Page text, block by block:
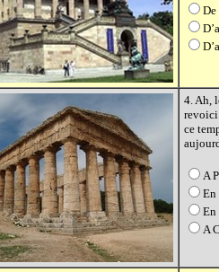
De
4. Ah,
revoici
ce
A
En
En
A